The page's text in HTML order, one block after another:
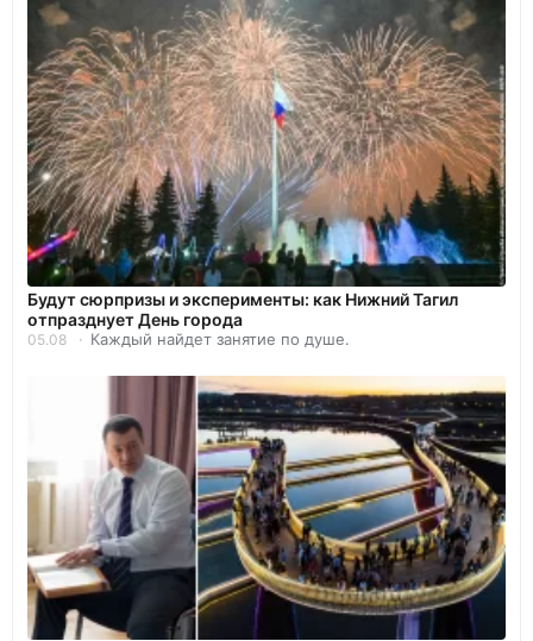
Будут сюрпризы и эксперименты: как Нижний Тагил
отпразднует День города
05.08 Каждый найдет занятие по душе.